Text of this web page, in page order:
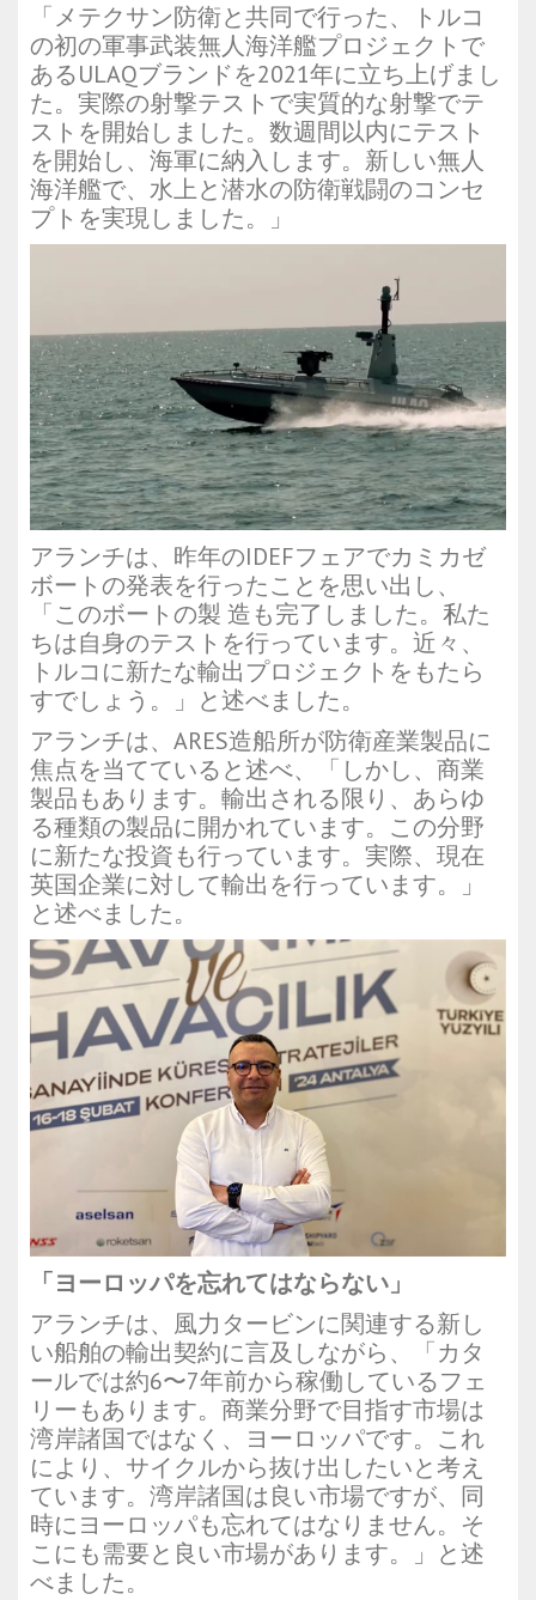
「メテクサン防衛と共同で行った、トルコ
の初の軍事武装無人海洋艦プロジェクトで
あるULAQブランドを2021年に立ち上げまし
た。実際の射撃テストで実質的な射撃でテ
ストを開始しました。数週間以内にテスト
を開始し、海軍に納入します。新しい無人
海洋艦で、水上と潜水の防衛戦闘のコンセ
プトを実現しました。」
アランチは、昨年のIDEFフェアでカミカゼ
ボートの発表を行ったことを思い出し、
「このボートの製 造も完了しました。私た
ちは自身のテストを行っています。近々、
トルコに新たな輸出プロジェクトをもたら
すでしょう。」と述べました。
アランチは、ARES造船所が防衛産業製品に
焦点を当てていると述べ、「しかし、商業
製品もあります。輸出される限り、あらゆ
る種類の製品に開かれています。この分野
に新たな投資も行っています。実際、現在
英国企業に対して輸出を行っています。」
と述べました。
「ヨーロッパを忘れてはならない」
アランチは、風力タービンに関連する新し
い船舶の輸出契約に言及しながら、「カタ
ールでは約6〜7年前から稼働しているフェ
リーもあります。商業分野で目指す市場は
湾岸諸国ではなく、ヨーロッパです。これ
により、サイクルから抜け出したいと考え
ています。湾岸諸国は良い市場ですが、同
時にヨーロッパも忘れてはなりません。そ
こにも需要と良い市場があります。」と述
べました。